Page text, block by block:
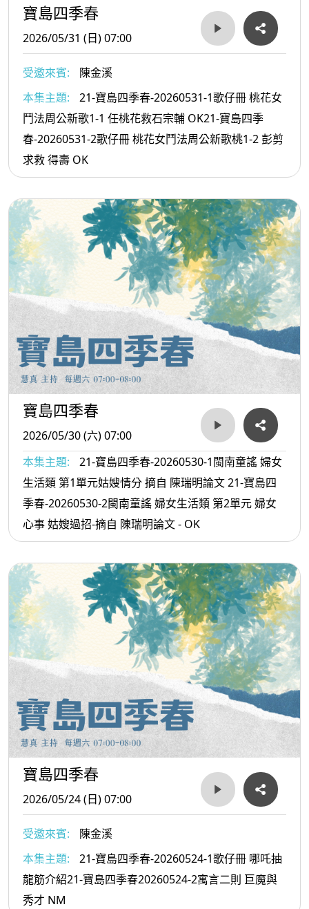
寶島四季春
2026/05/31 (日) 07:00
受邀來賓:
陳金溪
本集主題:
21-寶島四季春-20260531-1歌仔冊 桃花女
鬥法周公新歌1-1 任桃花救石宗輔 OK21-寶島四季
春-20260531-2歌仔冊 桃花女鬥法周公新歌桃1-2 彭剪
求救 得壽 OK
寶島四季春
2026/05/30 (六) 07:00
本集主題:
21-寶島四季春-20260530-1閩南童謠 婦女
生活類 第1單元姑嫂情分 摘自 陳瑞明論文 21-寶島四
季春-20260530-2閩南童謠 婦女生活類 第2單元 婦女
心事 姑嫂過招-摘自 陳瑞明論文 - OK
寶島四季春
2026/05/24 (日) 07:00
受邀來賓:
陳金溪
本集主題:
21-寶島四季春-20260524-1歌仔冊 哪吒抽
龍筋介紹21-寶島四季春20260524-2寓言二則 巨魔與
秀才 NM